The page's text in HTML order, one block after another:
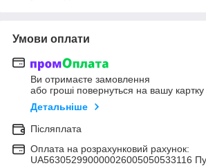
Умови оплати
Ви отримаєте замовлення
або гроші повернуться на вашу картку
Детальніше
Післяплата
Оплата на розрахунковий рахунок:
UA563052990000026005050533116